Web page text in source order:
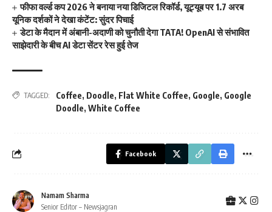
फीफा वर्ल्ड कप 2026 ने बनाया नया डिजिटल रिकॉर्ड, यूट्यूब पर 1.7 अरब
यूनिक दर्शकों ने देखा कंटेंट: सुंदर पिचाई
डेटा के मैदान में अंबानी-अदाणी को चुनौती देगा TATA! OpenAI से संभावित
साझेदारी के बीच AI डेटा सेंटर रेस हुई तेज
TAGGED: Coffee, Doodle, Flat White Coffee, Google, Google
Doodle, White Coffee
Facebook
Namam Sharma
Senior Editor – Newsjagran